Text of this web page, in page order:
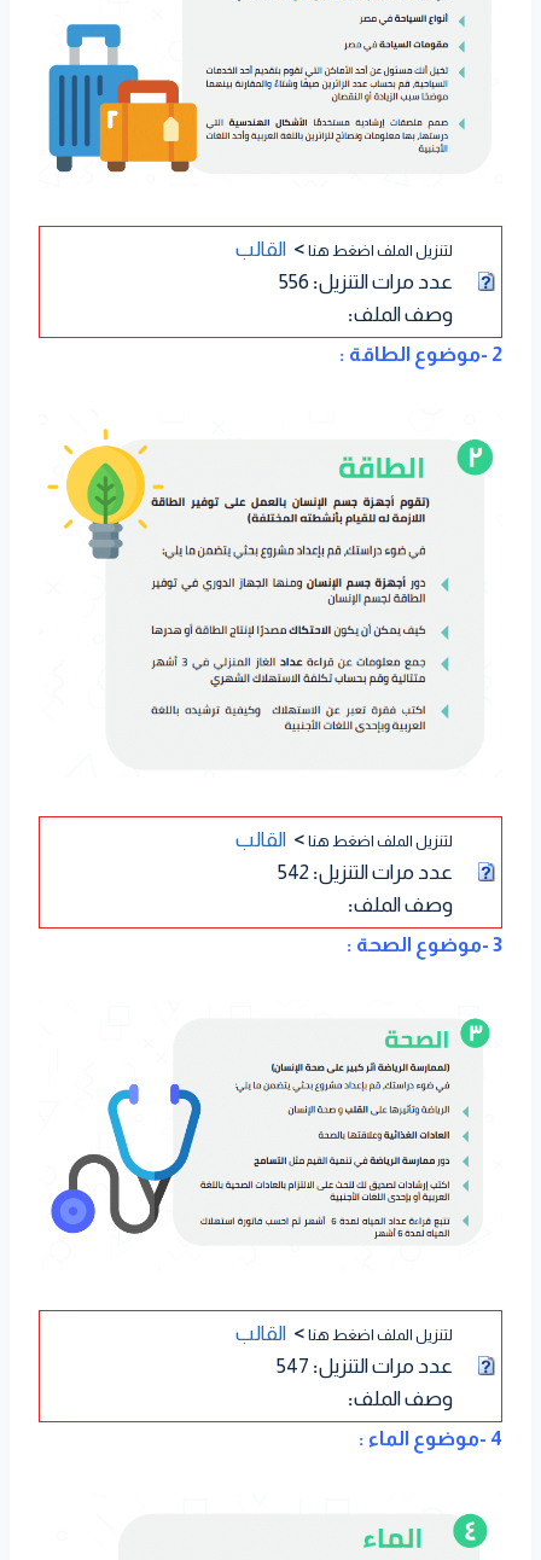
لتنزيل الملف اضغط هنا > القالب
عدد مرات التنزيل:
وصف الملف:
2 -موضوع الطاقة :
لتنزيل الملف اضغط هنا > القالب
عدد مرات التنزيل:
وصف الملف:
3 -موضوع الصحة :
لتنزيل الملف اضغط هنا > القالب
عدد مرات التنزيل:
وصف الملف:
4 -موضوع الماء :